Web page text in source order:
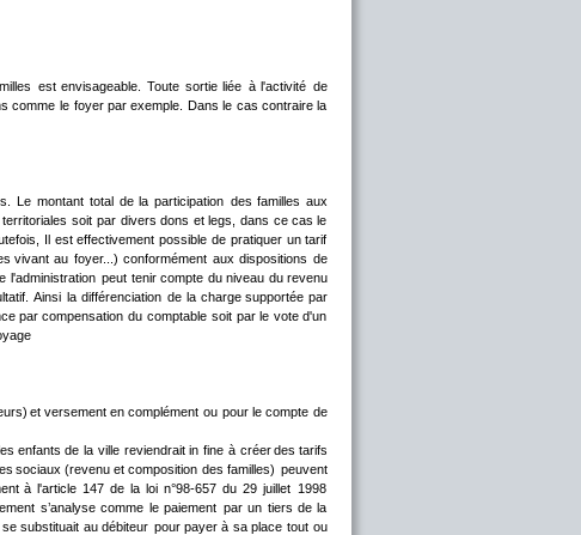
est envisageable. Toute sortie liée à l'activité de
comme le foyer par exemple. Dans le cas contraire la
Le montant total de la participation des familles aux
territoriales soit par divers dons et legs, dans ce cas le
Il est effectivement possible de pratiquer un tarif
vivant au foyer...) conformément aux dispositions de
l'administration peut tenir compte du niveau du revenu
Ainsi la différenciation de la charge supportée par
par compensation du comptable soit par le vote d'un
et versement en complément ou pour le compte de
enfants de la ville reviendrait in fine à créerdes tarifs
sociaux (revenu et composition des familles) peuvent
à l'article 147 de la loi n°98-657 du 29 juillet
1998
s’analyse comme le paiement par un tiers de la
se substituait au débiteur pour payer à sa place tout ou